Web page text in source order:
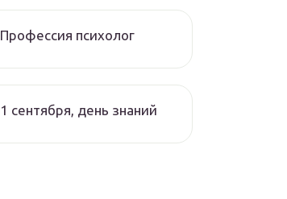
Профессия психолог
1 сентября, день знаний